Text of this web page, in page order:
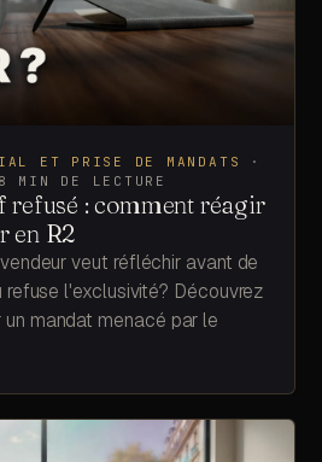
ET PRISE DE MANDATS
·
8 MIN DE LECTURE
refusé : comment réagir
en R2
veut réfléchir avant de
l'exclusivité? Découvrez
mandat menacé par le